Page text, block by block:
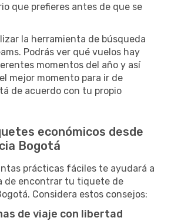
que prefieres antes de que se
la herramienta de búsqueda
Podrás ver qué vuelos hay
momentos del año y así
mejor momento para ir de
de acuerdo con tu propio
económicos desde
Bogotá
prácticas fáciles te ayudará a
de encontrar tu tiquete de
Considera estos consejos:
de viaje con libertad